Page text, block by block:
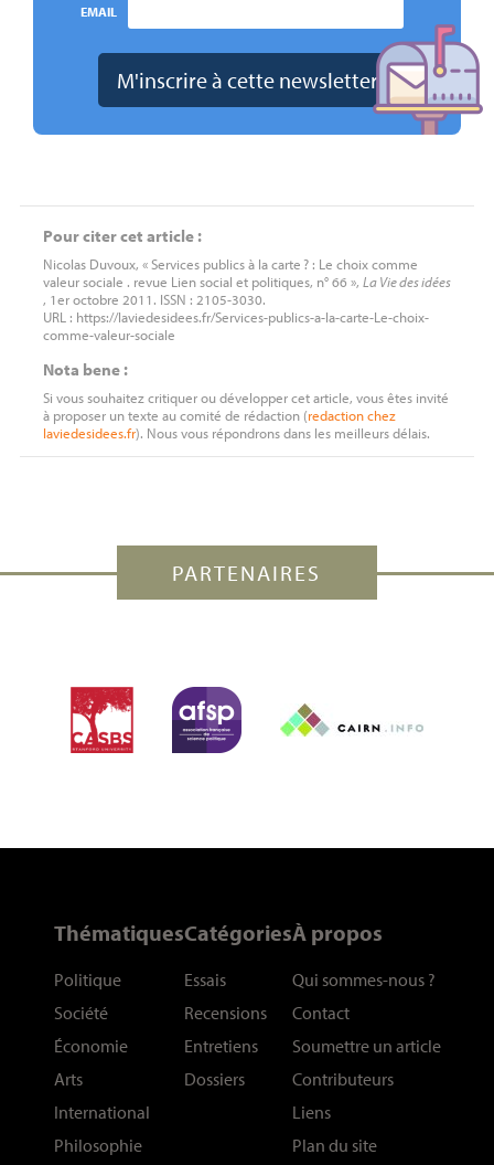
EMAIL
Pour citer cet article :
Nicolas Duvoux, « Services publics à la carte ? : Le choix comme
valeur sociale . revue Lien social et politiques, n° 66 », La Vie des idées
, 1er octobre 2011. ISSN : 2105-3030.
URL : https://laviedesidees.fr/Services-publics-a-la-carte-Le-choix-
comme-valeur-sociale
Nota bene :
Si vous souhaitez critiquer ou développer cet article, vous êtes invité
à proposer un texte au comité de rédaction (redactionchez
laviedesidees.fr). Nous vous répondrons dans les meilleurs délais.
PARTENAIRES
Thématiques
Politique
Société
Économie
Arts
International
Philosophie
Catégories
Essais
Recensions
Entretiens
Dossiers
À propos
Qui sommes-nous ?
Contact
Soumettre un article
Contributeurs
Liens
Plan du site